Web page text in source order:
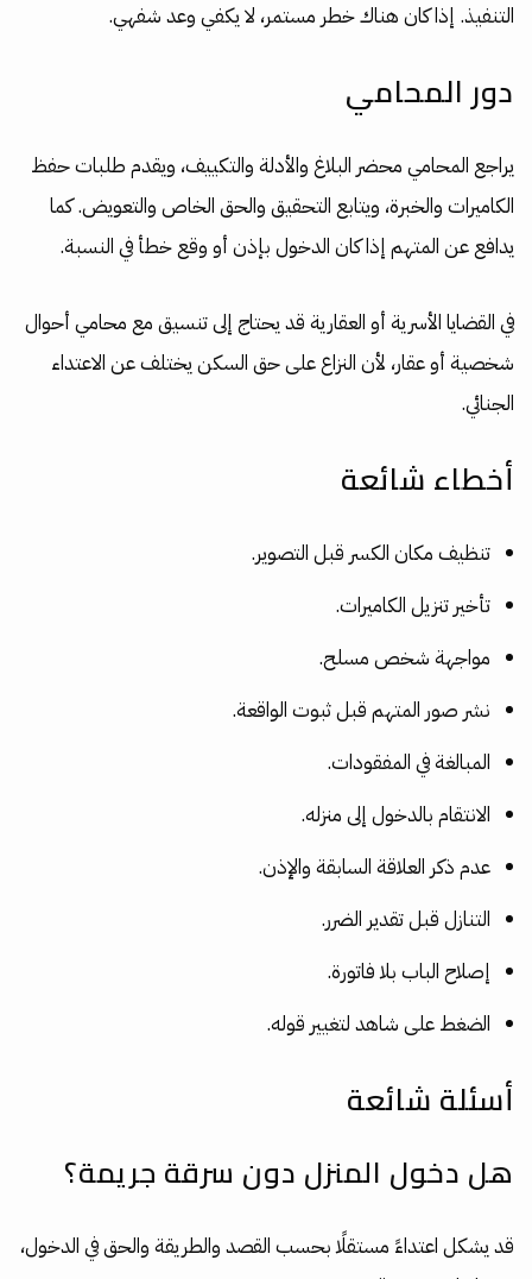
التنفيذ. إذا كان هناك خطر مستمر، لا يكفي وعد شفهي.
دور المحامي
يراجع المحامي محضر البلاغ والأدلة والتكييف، ويقدم طلبات حفظ
الكاميرات والخبرة، ويتابع التحقيق والحق الخاص والتعويض. كما
يدافع عن المتهم إذا كان الدخول بإذن أو وقع خطأ في النسبة.
في القضايا الأسرية أو العقارية قد يحتاج إلى تنسيق مع محامي أحوال
شخصية أو عقار، لأن النزاع على حق السكن يختلف عن الاعتداء
الجنائي.
أخطاء شائعة
تنظيف مكان الكسر قبل التصوير.
تأخير تنزيل الكاميرات.
مواجهة شخص مسلح.
نشر صور المتهم قبل ثبوت الواقعة.
المبالغة في المفقودات.
الانتقام بالدخول إلى منزله.
عدم ذكر العلاقة السابقة والإذن.
التنازل قبل تقدير الضرر.
إصلاح الباب بلا فاتورة.
الضغط على شاهد لتغيير قوله.
أسئلة شائعة
هل دخول المنزل دون سرقة جريمة؟
قد يشكل اعتداءً مستقلًا بحسب القصد والطريقة والحق في الدخول،